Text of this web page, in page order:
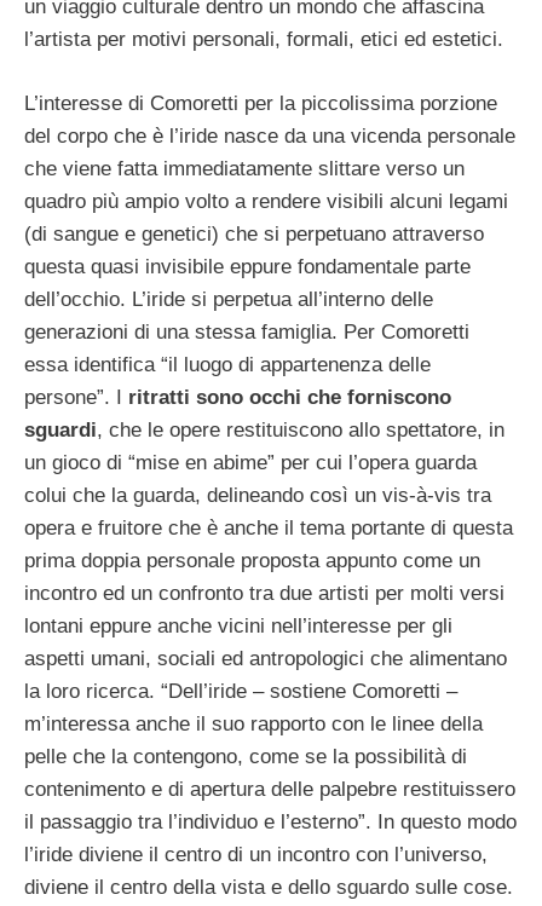
un viaggio culturale dentro un mondo che affascina
l’artista per motivi personali, formali, etici ed estetici.
L’interesse di Comoretti per la piccolissima porzione
del corpo che è l’iride nasce da una vicenda personale
che viene fatta immediatamente slittare verso un
quadro più ampio volto a rendere visibili alcuni legami
(di sangue e genetici) che si perpetuano attraverso
questa quasi invisibile eppure fondamentale parte
dell’occhio. L’iride si perpetua all’interno delle
generazioni di una stessa famiglia. Per Comoretti
essa identifica “il luogo di appartenenza delle
persone”. I ritratti sono occhi che forniscono
sguardi, che le opere restituiscono allo spettatore, in
un gioco di “mise en abime” per cui l’opera guarda
colui che la guarda, delineando così un vis-à-vis tra
opera e fruitore che è anche il tema portante di questa
prima doppia personale proposta appunto come un
incontro ed un confronto tra due artisti per molti versi
lontani eppure anche vicini nell’interesse per gli
aspetti umani, sociali ed antropologici che alimentano
la loro ricerca. “Dell’iride – sostiene Comoretti –
m’interessa anche il suo rapporto con le linee della
pelle che la contengono, come se la possibilità di
contenimento e di apertura delle palpebre restituissero
il passaggio tra l’individuo e l’esterno”. In questo modo
l’iride diviene il centro di un incontro con l’universo,
diviene il centro della vista e dello sguardo sulle cose.